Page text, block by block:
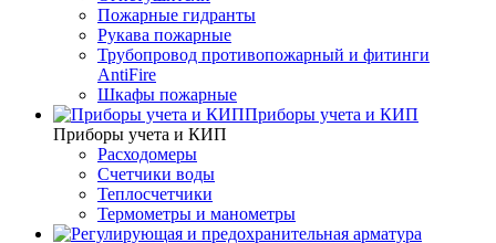
Пожарные гидранты
Рукава пожарные
Трубопровод противопожарный и фитинги
AntiFire
Шкафы пожарные
Приборы учета и КИП
Приборы учета и КИП
Расходомеры
Счетчики воды
Теплосчетчики
Термометры и манометры